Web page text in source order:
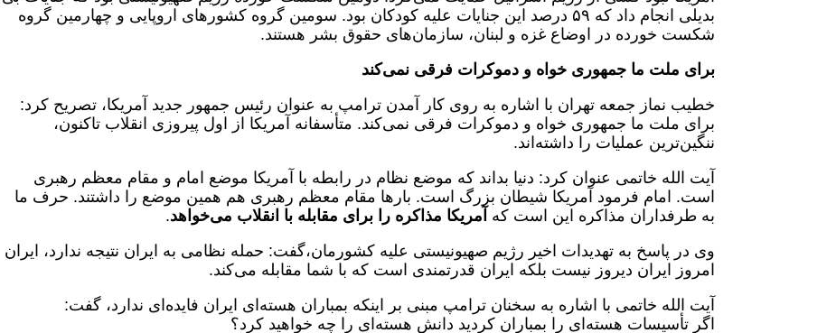
بدیلی انجام داد که ۵۹ درصد این جنایات علیه کودکان بود. سومین گروه کشورهای اروپایی و چهارمین گروه
شکست خورده در اوضاع غزه و لبنان، سازمان‌های حقوق بشر هستند.
برای ملت ما جمهوری خواه و دموکرات فرقی نمی‌کند
خطیب نماز جمعه تهران با اشاره به روی کار آمدن ترامپ به عنوان رئیس جمهور جدید آمریکا، تصریح کرد:
برای ملت ما جمهوری خواه و دموکرات فرقی نمی‌کند. متأسفانه آمریکا از اول پیروزی انقلاب تاکنون،
ننگین‌ترین عملیات را داشته‌اند.
آیت الله خاتمی عنوان کرد: دنیا بداند که موضع نظام در رابطه با آمریکا موضع امام و مقام معظم رهبری
است. امام فرمود آمریکا شیطان بزرگ است. بارها مقام معظم رهبری هم همین موضع را داشتند. حرف ما
به طرفداران مذاکره این است که آمریکا مذاکره را برای مقابله با انقلاب می‌خواهد.
وی در پاسخ به تهدیدات اخیر رژیم صهیونیستی علیه کشورمان،گفت: حمله نظامی به ایران نتیجه ندارد، ایران
امروز ایران دیروز نیست بلکه ایران قدرتمندی است که با شما مقابله می‌کند.
آیت الله خاتمی با اشاره به سخنان ترامپ مبنی بر اینکه بمباران هسته‌ای ایران فایده‌ای ندارد، گفت:
اگر تأسیسات هسته‌ای را بمباران کردید دانش هسته‌ای را چه خواهید کرد؟